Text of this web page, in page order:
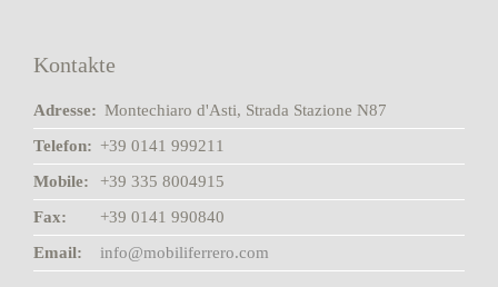
Kontakte
Adresse: Montechiaro d'Asti, Strada Stazione N87
Telefon: +39 0141 999211
Mobile:
+39 335 8004915
Fax:
+39 0141 990840
Email:
info@mobiliferrero.com